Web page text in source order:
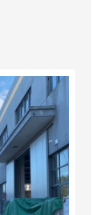
الرش ، آلة
نظام صارم
بعناية.
منتجاتنا إلى